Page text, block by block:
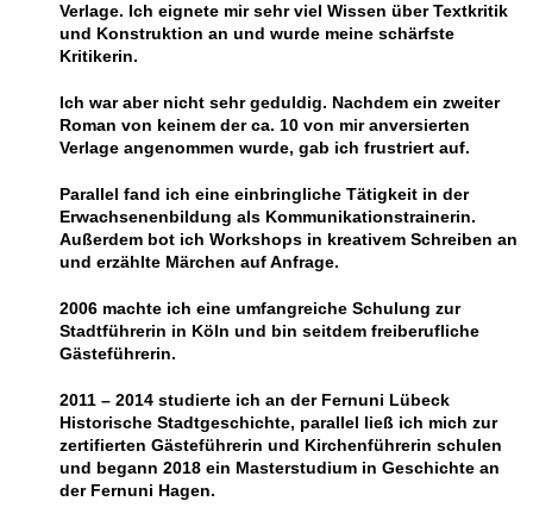
Verlage. Ich eignete mir sehr viel Wissen über Textkritik
und Konstruktion an und wurde meine schärfste
Kritikerin.
Ich war aber nicht sehr geduldig. Nachdem ein zweiter
Roman von keinem der ca. 10 von mir anversierten
Verlage angenommen wurde, gab ich frustriert auf.
Parallel fand ich eine einbringliche Tätigkeit in der
Erwachsenenbildung als Kommunikationstrainerin.
Außerdem bot ich Workshops in kreativem Schreiben an
und erzählte Märchen auf Anfrage.
2006 machte ich eine umfangreiche Schulung zur
Stadtführerin in Köln und bin seitdem freiberufliche
Gästeführerin.
2011 – 2014 studierte ich an der Fernuni Lübeck
Historische Stadtgeschichte, parallel ließ ich mich zur
zertifierten Gästeführerin und Kirchenführerin schulen
und begann 2018 ein Masterstudium in Geschichte an
der Fernuni Hagen.